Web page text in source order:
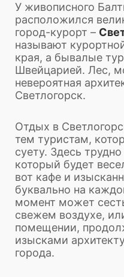
У живописного
расположился
город-курорт –
называют
края, а бывалые
Швейцарией. Лес,
невероятная
Светлогорск.
Отдых в
тем туристам,
суету. Здесь
который будет
вот кафе и
буквально на
момент может
свежем воздухе,
помещении,
изысками
города.